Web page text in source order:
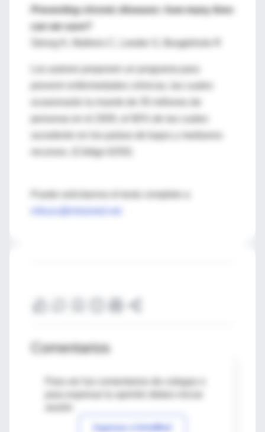
Preventing chronic diseases: how many lives
can we save?
Strong K, Mathers C, Leeder S, Beaglehole R
Los autores proponen un programa para
sucederán en los países de bajos y medianos
recursos. (Código 6250)
Comentarios
Para ver los comentarios de colegas o
Ingresar a IntraMed